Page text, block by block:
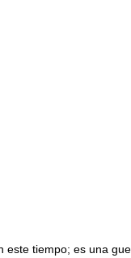
este tiempo; es una